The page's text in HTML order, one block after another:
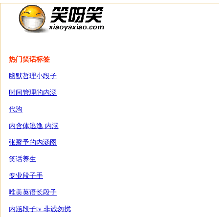
热门笑话标签
幽默哲理小段子
时间管理的内涵
代沟
内含体逃逸 内涵
张馨予的内涵图
笑话养生
专业段子手
唯美英语长段子
内涵段子tv 非诚勿扰